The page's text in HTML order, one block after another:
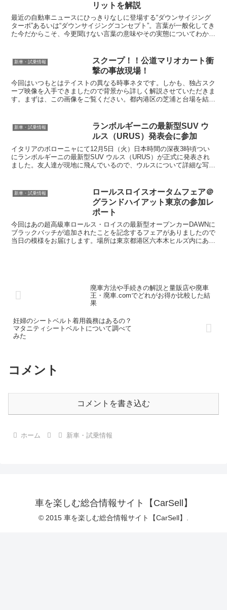
リットを解説
最近の自動車ニュースにひっきりなしに登場する“ダウンサイジング
ターボ”あるいは“ダウンサイジングコンセプト”。言葉が一般化してき
た今だからこそ、今更聞けない言葉の意味やその実態についてわかり
新車・試乗情報
スクープ！！公道マリオカート衝
撃の事故現場！
今回はいつもとはテイストの異なる時事ネタです。しかも、独占スク
ープ映像を入手できましたので背景から詳しく解説させていただきま
す。まずは、この画像をご覧ください。都内港区の芝浦と台場を結ぶ
新車・試乗情報
ランボルギーニの最新型SUV ウ
ルス（URUS）発表会に参加
イタリアのボローニャにて12月5日（火）日本時間の深夜3時頃つい
にランボルギーニの最新型SUV ウルス（URUS）が正式に発表され
ました。友人達が現地に飛んでいるので、ウルスについて詳細な写真
新車・試乗情報
ロールスロイスオータムフェア＠
グランドハイアット東京の参加レ
ポート
今回はあの超高級車ロールス・ロイスの最新型オープンカーDAWNに
ブラックバッチが追加されたことを記念するフェアがありましたので
当日の模様をお届けします。場所は東京都港区六本木ヒルズ内にある
廃車方法や手続きの解説と量販店や廃車
王・廃車.comでどれがお得か比較した結
果
妊婦のシートベルト着用義務はあるの？
マタニティシートベルトについて調べて
みた
コメント
コメントを書き込む
ホーム 新車・試乗情報
車を楽しむ総合情報サイト【CarSell】
© 2015 車を楽しむ総合情報サイト【CarSell】.